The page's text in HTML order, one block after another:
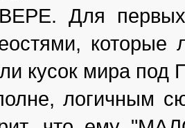
Для
кусок мира под
логичным